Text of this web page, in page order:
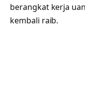
berangkat kerja
kembali raib.